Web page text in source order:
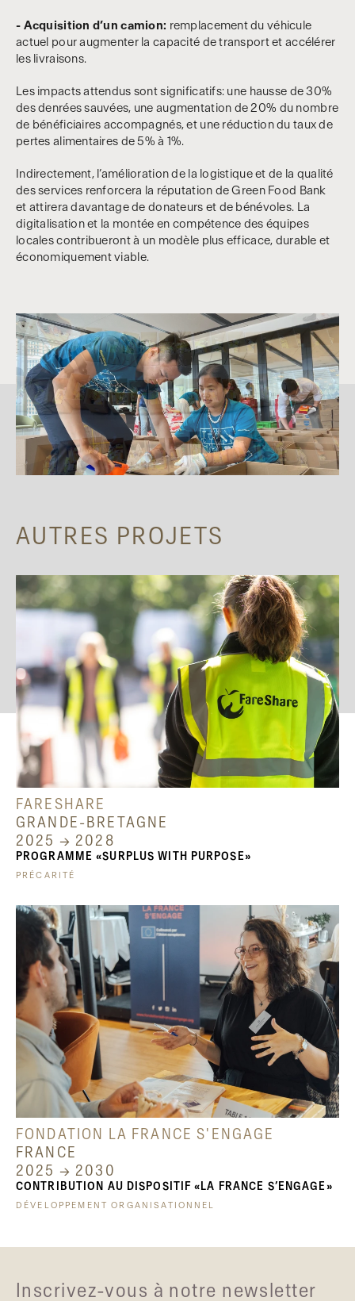
- Acquisition d’un camion: remplacement du véhicule
actuel pour augmenter la capacité de transport et accélérer
les livraisons.
Les impacts attendus sont significatifs: une hausse de 30%
des denrées sauvées, une augmentation de 20% du nombre
de bénéficiaires accompagnés, et une réduction du taux de
pertes alimentaires de 5% à 1%.
Indirectement, l’amélioration de la logistique et de la qualité
des services renforcera la réputation de Green Food Bank
et attirera davantage de donateurs et de bénévoles. La
digitalisation et la montée en compétence des équipes
locales contribueront à un modèle plus efficace, durable et
économiquement viable.
AUTRES PROJETS
FARESHARE
GRANDE-BRETAGNE
2025 → 2028
PROGRAMME «SURPLUS WITH PURPOSE»
PRÉCARITÉ
FONDATION LA FRANCE S'ENGAGE
FRANCE
2025 → 2030
CONTRIBUTION AU DISPOSITIF «LA FRANCE S’ENGAGE»
DÉVELOPPEMENT ORGANISATIONNEL
Inscrivez-vous à notre newsletter